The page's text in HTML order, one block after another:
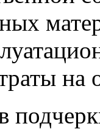
на